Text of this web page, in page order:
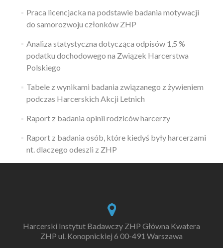
Praca licencjacka na podstawie badania motywacji
do samorozwoju członków ZHP
Analiza statystyczna dotycząca odpisów 1,5 %
podatku dochodowego na Związek Harcerstwa
Polskiego
Tabele z wynikami badania związanego z żywieniem
podczas Harcerskich Akcji Letnich
Raport z badania opinii rodziców harcerzy
Raport z badania osób, które kiedyś były harcerzami
nt. dlaczego odeszli z ZHP
Harcerski Instytut Badawczy ZHP Główna Kwatera
ZHP ul. Konopnickiej 6 00-491 Warszawa